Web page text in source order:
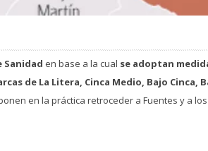
Sanidad en base a la cual se adoptan
de La Litera, Cinca Medio, Bajo Cinca,
en la práctica retroceder a Fuentes y a